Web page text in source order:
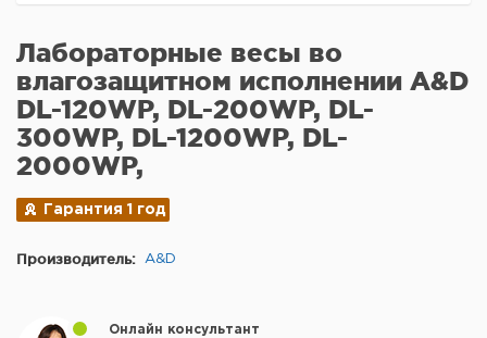
Лабораторные весы во
влагозащитном исполнении A&D
DL-120WP, DL-200WP, DL-
300WP, DL-1200WP, DL-
2000WP,
Гарантия 1 год
Производитель: A&D
Онлайн консультант